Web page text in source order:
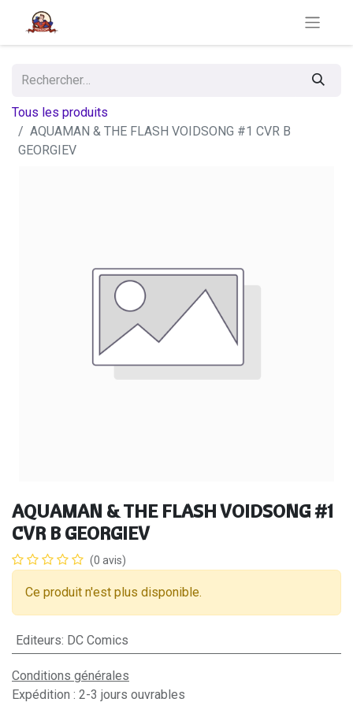
Tous les produits
AQUAMAN & THE FLASH VOIDSONG #1 CVR B
GEORGIEV
AQUAMAN & THE FLASH VOIDSONG #1
CVR B GEORGIEV
(0 avis)
Ce produit n'est plus disponible.
Editeurs: DC Comics
Conditions générales
Expédition : 2-3 jours ouvrables